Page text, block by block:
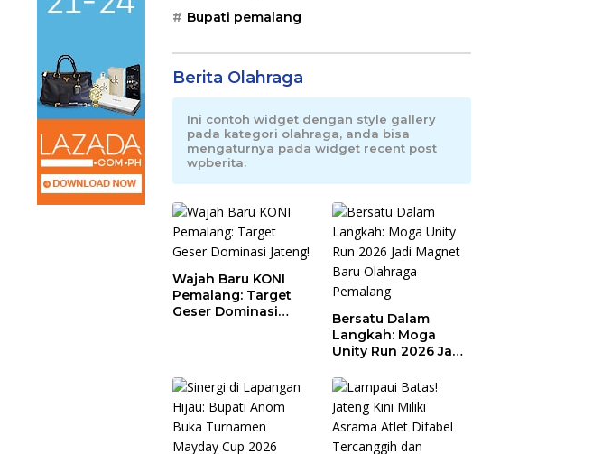
Bupati pemalang
Berita Olahraga
Ini contoh widget dengan style gallery
pada kategori olahraga, anda bisa
mengaturnya pada widget recent post
wpberita.
Wajah Baru KONI
Pemalang: Target
Geser Dominasi
Bersatu Dalam
Langkah: Moga
Unity Run 2026 Jadi
Olahraga Pemalang